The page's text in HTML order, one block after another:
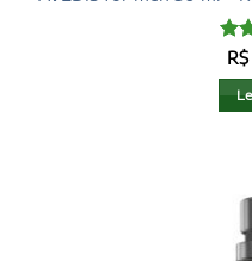
de
R$